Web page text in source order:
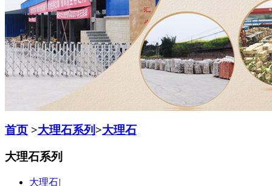
首页 >大理石系列 >大理石
大理石系列
大理石|